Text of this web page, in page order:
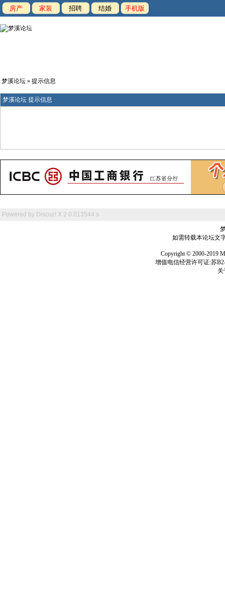
房产 家装 招聘 结婚 手机版
梦溪论坛 » 提示信息
梦溪论坛 提示信息
Powered by Discuz! X 2 0.013544 s
如需转载本论坛文
Copyright © 2000-2019
增值电信经营许可证:苏
关